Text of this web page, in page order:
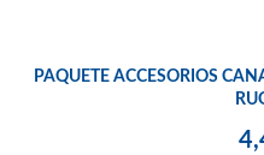
PAQUETE ACCESORIOS